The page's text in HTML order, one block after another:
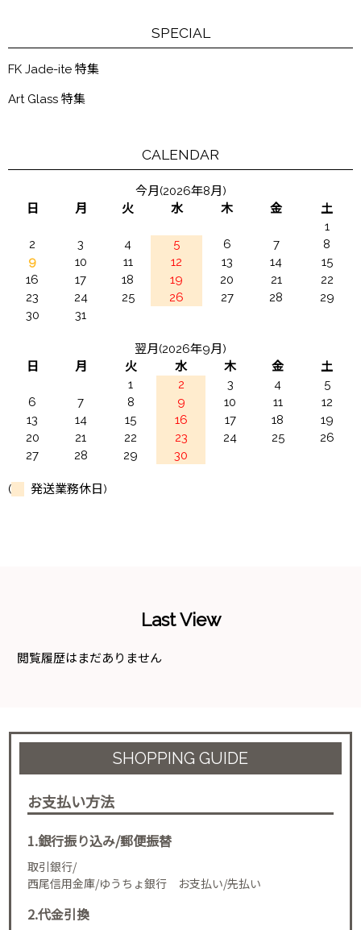
SPECIAL
FK Jade-ite 特集
Art Glass 特集
CALENDAR
今月(2026年8月)
日
月 火 水 木 金
土
1
2
3 4 5 6 7
8
9
10 11 12 13 14
15
16
17 18 19 20 21
22
23
24 25 26 27 28
29
30
31
翌月(2026年9月)
日
月 火 水 木 金
土
1
2 3 4
5
6
7 8 9 10 11
12
13
14 15 16 17 18
19
20
21 22 23 24 25
26
27
28 29 30
( 発送業務休日)
Last View
閲覧履歴はまだありません
SHOPPING GUIDE
お支払い方法
1.銀行振り込み/郵便振替
取引銀行/
西尾信用金庫/ゆうちょ銀行 お支払い/先払い
2.代金引換